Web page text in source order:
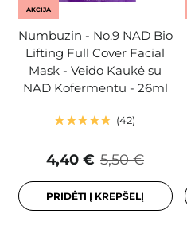
AKCIJA
Numbuzin - No.9 NAD Bio
Lifting Full Cover Facial
Mask - Veido Kaukė su
NAD Kofermentu - 26ml
42
5,50 €
4,40 €
PRIDĖTI Į KREPŠELĮ